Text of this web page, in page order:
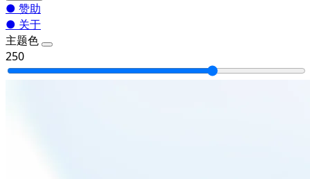
● 赞助
● 关于
主题色
250